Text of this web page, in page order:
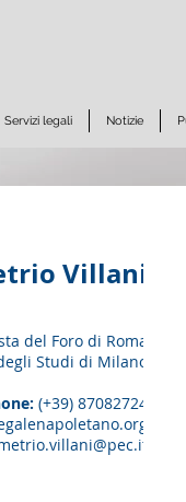
Servizi legali Notizie
Villani
del Foro di Roma
Studi di Milano
(+39) 87082724